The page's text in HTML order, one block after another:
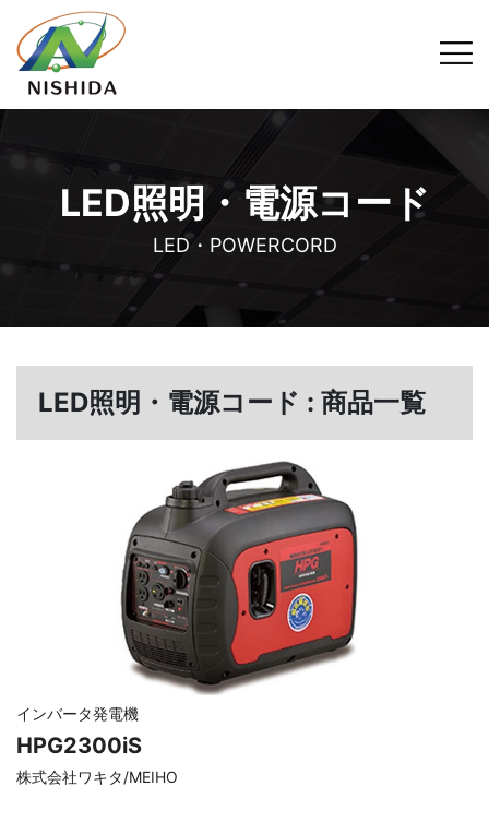
LED照明・電源コード
LED・POWERCORD
LED照明・電源コード : 商品一覧
インバータ発電機
HPG2300iS
株式会社ワキタ/MEIHO